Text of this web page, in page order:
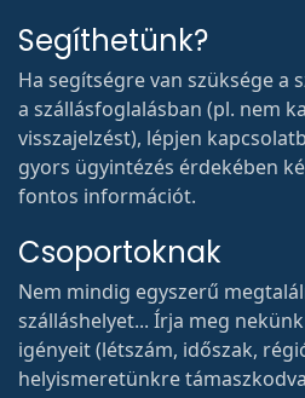
a szállásfoglalásban (pl. nem
visszajelzést), lépjen
gyors ügyintézés érdekében
fontos információt.
Csoportoknak
szálláshelyet... Írja meg
igényeit (létszám, időszak,
helyismeretünkre
legjobb lehetőségek